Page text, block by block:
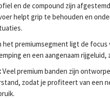
en de compound zijn
helpt grip te behouden en
het premiumsegment ligt de
en een aangenaam
Veel premium banden zijn
zodat je profiteert van een